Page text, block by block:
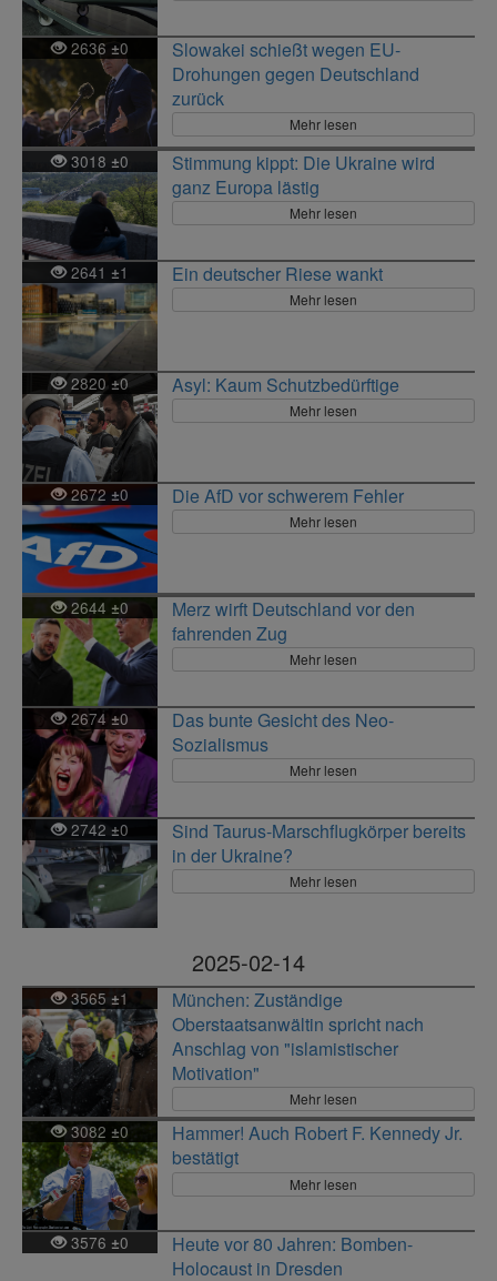
2636±0
Slowakei schießt wegen EU-
Drohungen gegen Deutschland
zurück
Mehr lesen
3018 ±0
Stimmung kippt: Die Ukraine wird
ganz Europa lästig
Mehr lesen
2641 ±1 Ein deutscher Riese wankt
Mehr lesen
2820 ±0 Asyl: Kaum Schutzbedürftige
Mehr lesen
2672±0 Die AfD vor schwerem Fehler
Mehr lesen
2644 ±0
Merz wirft Deutschland vor den
fahrenden Zug
Mehr lesen
2674±0
Das bunte Gesicht des Neo-
Sozialismus
Mehr lesen
2742±0
Sind Taurus-Marschflugkörper bereits
in der Ukraine?
Mehr lesen
2025-02-14
3565±1
München: Zuständige
Oberstaatsanwältin spricht nach
Anschlag von "islamistischer
Motivation"
Mehr lesen
3082 ±0
Hammer! Auch Robert F. Kennedy Jr.
bestätigt
Mehr lesen
3576 ±0
Heute vor 80 Jahren: Bomben-
Holocaust in Dresden